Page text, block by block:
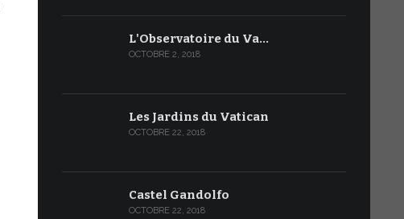
L'Observatoire du Va…
OCTOBRE 2, 2018
Les Jardins du Vatican
OCTOBRE 22, 2018
Castel Gandolfo
OCTOBRE 22, 2018